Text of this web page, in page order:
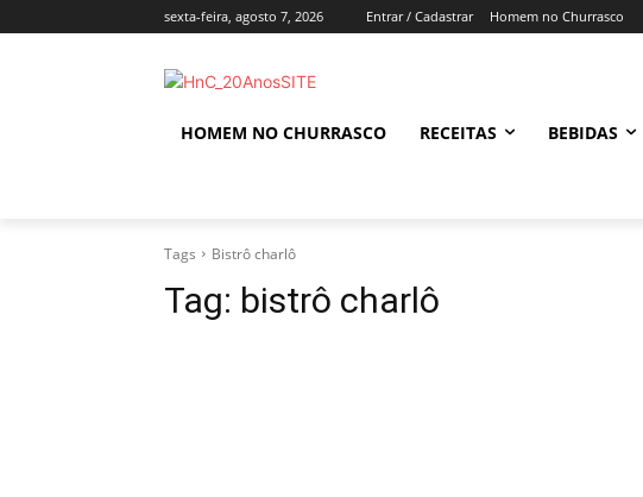
sexta-feira, agosto 7, 2026 Entrar / Cadastrar Homem no Churrasco
HOMEM NO CHURRASCO RECEITAS BEBIDAS
Tags Bistrô charlô
Tag: bistrô charlô